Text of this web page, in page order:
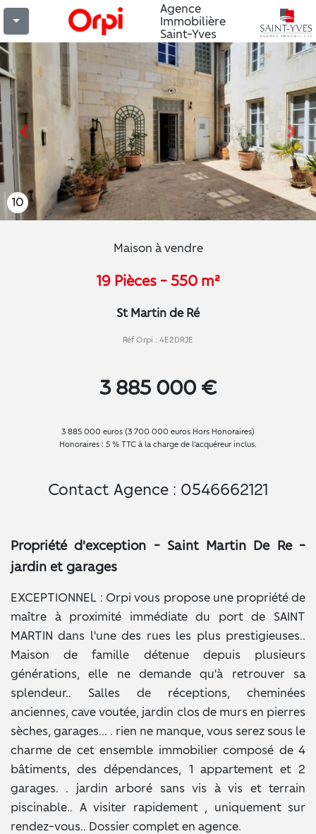
Agence
Immobilière
Saint-Yves
Previous
10
Maison à vendre
19 Pièces - 550 m²
St Martin de Ré
Réf Orpi : 4E2DRJE
3 885 000 €
3 885 000 euros (3 700 000 euros Hors Honoraires)
Honoraires : 5 % TTC à la charge de l'acquéreur inclus.
Contact Agence : 0546662121
Propriété d'exception - Saint Martin De Re -
jardin et garages
EXCEPTIONNEL : Orpi vous propose une propriété de
maître à proximité immédiate du port de SAINT
MARTIN dans l'une des rues les plus prestigieuses..
Maison de famille détenue depuis plusieurs
générations, elle ne demande qu'à retrouver sa
splendeur.. Salles de réceptions, cheminées
anciennes, cave voutée, jardin clos de murs en pierres
sèches, garages... . rien ne manque, vous serez sous le
charme de cet ensemble immobilier composé de 4
bâtiments, des dépendances, 1 appartement et 2
garages. . jardin arboré sans vis à vis et terrain
piscinable.. A visiter rapidement , uniquement sur
rendez-vous.. Dossier complet en agence.